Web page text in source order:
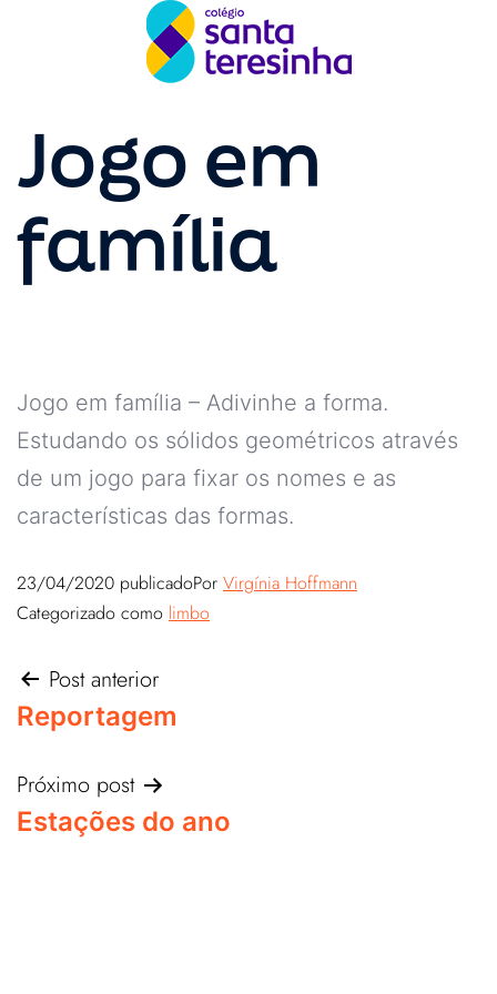
Jogo em
família
Jogo em família – Adivinhe a forma.
Estudando os sólidos geométricos através
de um jogo para fixar os nomes e as
características das formas.
23/04/2020 publicadoPor Virgínia Hoffmann
Categorizado como limbo
Post anterior
Reportagem
Próximo post
Estações do ano